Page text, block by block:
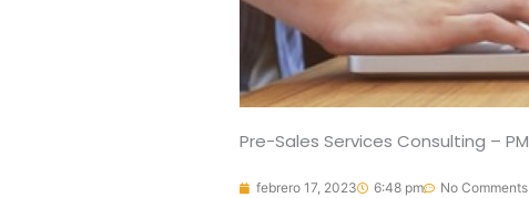
Pre-Sales Services Consulting – PM
febrero 17, 2023 6:48 pm No Comments